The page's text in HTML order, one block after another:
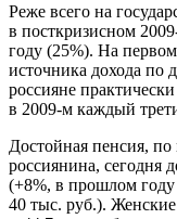
Реже всего на
в посткризисном
году (25%). На
источника дохода по
россияне
в 2009-м каждый
Достойная пенсия, по
россиянина, сегодня
(+8%, в прошлом
40 тыс. руб.).